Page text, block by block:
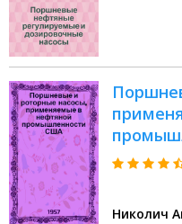
Николич